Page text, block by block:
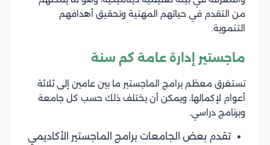
من التقدم في حياتهم المهنية وتحقيق أهدافهم
التنموية.
ماجستير إدارة عامة كم سنة
تستغرق معظم برامج الماجستير ما بين عامين إلى ثلاثة
أعوام لإكمالها، ويمكن أن يختلف ذلك حسب كل جامعة
وبرنامج دراسي.
تقدم بعض الجامعات برامج الماجستير الأكاديمي